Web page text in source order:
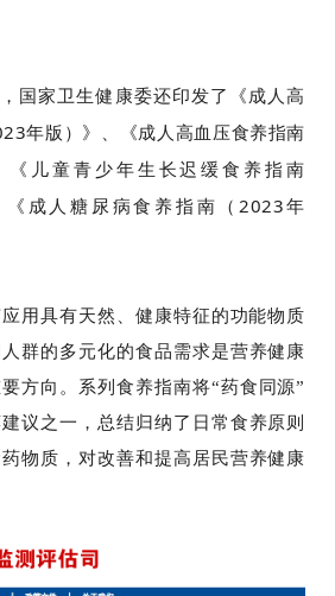
国家卫生健康委还印发了《成人高
年版）》、《成人高血压食养指南
《儿童青少年生长迟缓食养指南
《成人糖尿病食养指南（2023年
应用具有天然、健康特征的功能物质
群的多元化的食品需求是营养健康
方向。 系列食养指南将“药食同源”
议之一 ，总结归纳了日常食养原则
物质，对改善和提高居民营养健康